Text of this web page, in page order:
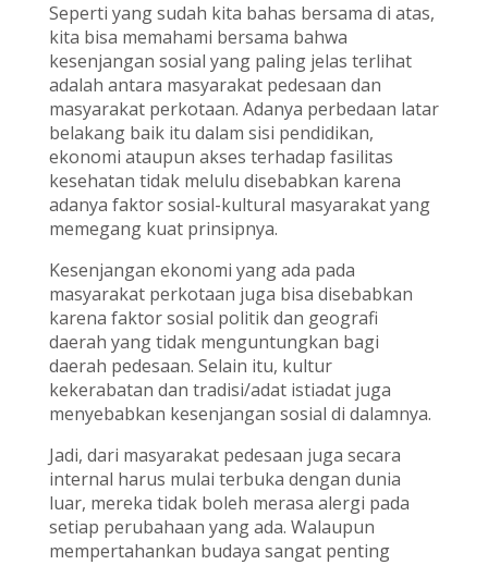
Seperti yang sudah kita bahas bersama di atas,
kita bisa memahami bersama bahwa
kesenjangan sosial yang paling jelas terlihat
adalah antara masyarakat pedesaan dan
masyarakat perkotaan. Adanya perbedaan latar
belakang baik itu dalam sisi pendidikan,
ekonomi ataupun akses terhadap fasilitas
kesehatan tidak melulu disebabkan karena
adanya faktor sosial-kultural masyarakat yang
memegang kuat prinsipnya.
Kesenjangan ekonomi yang ada pada
masyarakat perkotaan juga bisa disebabkan
karena faktor sosial politik dan geografi
daerah yang tidak menguntungkan bagi
daerah pedesaan. Selain itu, kultur
kekerabatan dan tradisi/adat istiadat juga
menyebabkan kesenjangan sosial di dalamnya.
Jadi, dari masyarakat pedesaan juga secara
internal harus mulai terbuka dengan dunia
luar, mereka tidak boleh merasa alergi pada
setiap perubahaan yang ada. Walaupun
mempertahankan budaya sangat penting